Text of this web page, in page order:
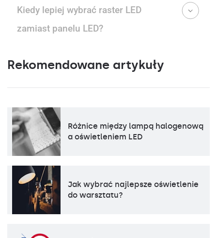
Kiedy lepiej wybrać raster LED
zamiast panelu LED?
Rekomendowane artykuły
Różnice między lampą halogenową
a oświetleniem LED
Jak wybrać najlepsze oświetlenie
do warsztatu?